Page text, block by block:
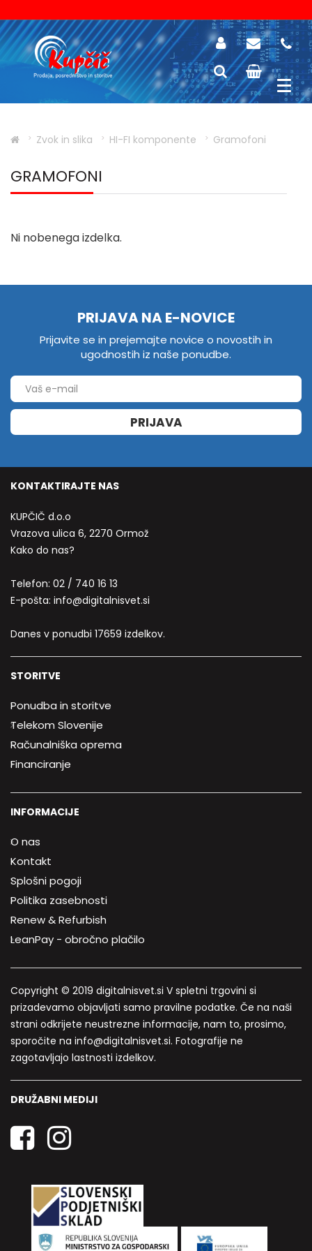
Zvok in slika HI-FI komponente Gramofoni
GRAMOFONI
Ni nobenega izdelka.
PRIJAVA NA E-NOVICE
Prijavite se in prejemajte novice o novostih in
ugodnostih iz naše ponudbe.
PRIJAVA
KONTAKTIRAJTE NAS
KUPČIČ d.o.o
Vrazova ulica 6, 2270 Ormož
Kako do nas?
Telefon: 02 / 740 16 13
E-pošta: info@digitalnisvet.si
Danes v ponudbi 17659 izdelkov.
STORITVE
Ponudba in storitve
Telekom Slovenije
Računalniška oprema
Financiranje
INFORMACIJE
O nas
Kontakt
Splošni pogoji
Politika zasebnosti
Renew & Refurbish
LeanPay - obročno plačilo
Copyright © 2019 digitalnisvet.si V spletni trgovini si
prizadevamo objavljati samo pravilne podatke. Če na naši
strani odkrijete neustrezne informacije, nam to, prosimo,
sporočite na info@digitalnisvet.si. Fotografije ne
zagotavljajo lastnosti izdelkov.
DRUŽABNI MEDIJI